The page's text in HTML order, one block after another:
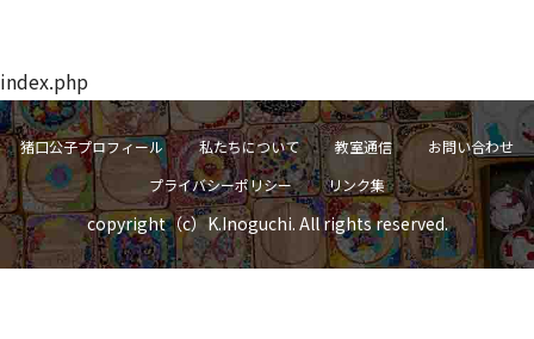
index.php
猪口公子プロフィール 私たちについて 教室通信
お問い合わせ
プライバシーポリシー
リンク集
copyright（c）K.Inoguchi. All rights reserved.